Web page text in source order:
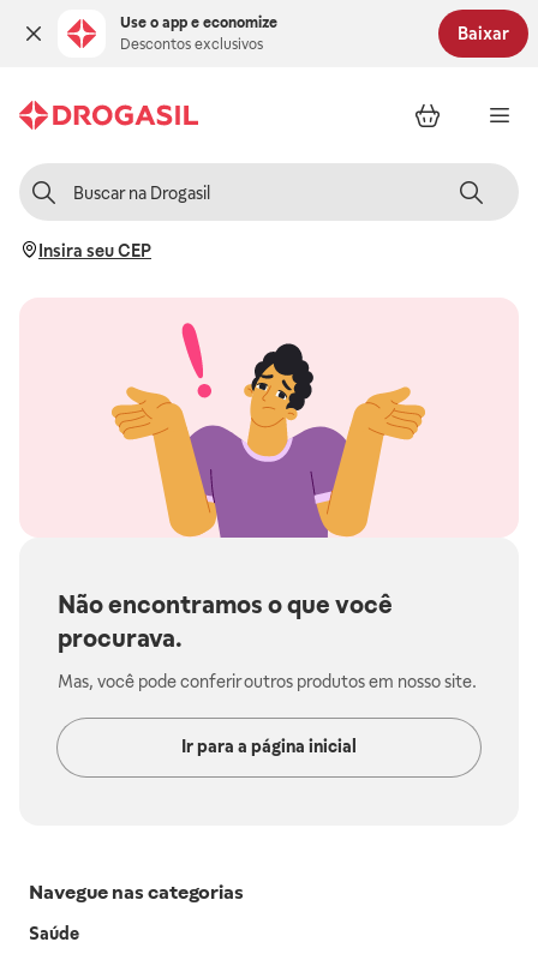
Use o app e economize
Descontos exclusivos
Baixar
Insira seu CEP
Não encontramos o que você
procurava.
Mas, você pode conferir outros produtos em nosso site.
Ir para a página inicial
Navegue nas categorias
Saúde